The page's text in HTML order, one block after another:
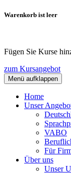
Warenkorb ist leer
Fügen Sie Kurse
zum Kursangebot
Menü aufklappen
Home
Unser
VABO
Für
Über uns
Unser